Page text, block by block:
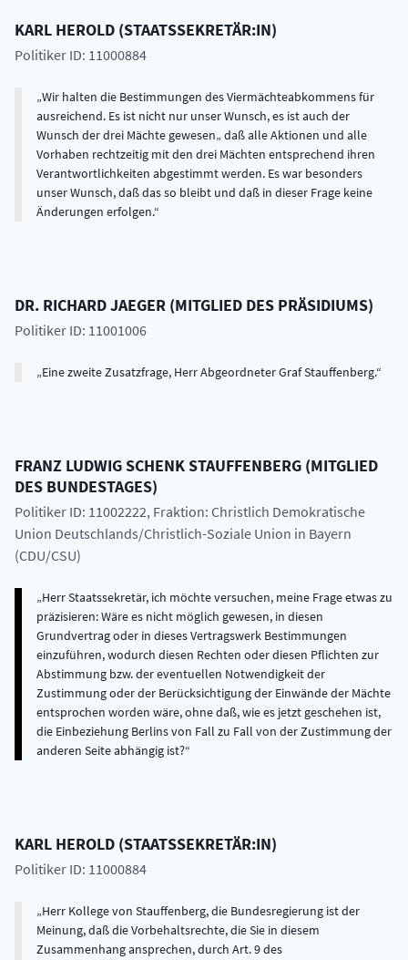
KARL HEROLD (STAATSSEKRETÄR:IN)
Politiker ID: 11000884
Wir halten die Bestimmungen des Viermächteabkommens für
ausreichend. Es ist nicht nur unser Wunsch, es ist auch der
Wunsch der drei Mächte gewesen„ daß alle Aktionen und alle
Vorhaben rechtzeitig mit den drei Mächten entsprechend ihren
Verantwortlichkeiten abgestimmt werden. Es war besonders
unser Wunsch, daß das so bleibt und daß in dieser Frage keine
Änderungen erfolgen.
DR. RICHARDJAEGER (MITGLIED DES PRÄSIDIUMS)
Politiker ID: 11001006
Eine zweite Zusatzfrage, Herr Abgeordneter Graf Stauffenberg.
FRANZ LUDWIG SCHENKSTAUFFENBERG (MITGLIED
DES BUNDESTAGES)
Politiker ID: 11002222, Fraktion: Christlich Demokratische
Union Deutschlands/Christlich-Soziale Union in Bayern
(CDU/CSU)
Herr Staatssekretär, ich möchte versuchen, meine Frage etwas zu
präzisieren: Wäre es nicht möglich gewesen, in diesen
Grundvertrag oder in dieses Vertragswerk Bestimmungen
einzuführen, wodurch diesen Rechten oder diesen Pflichten zur
Abstimmung bzw. der eventuellen Notwendigkeit der
Zustimmung oder der Berücksichtigung der Einwände der Mächte
entsprochen worden wäre, ohne daß, wie es jetzt geschehen ist,
die Einbeziehung Berlins von Fall zu Fall von der Zustimmung der
anderen Seite abhängig ist?
KARL HEROLD (STAATSSEKRETÄR:IN)
Politiker ID: 11000884
Herr Kollege von Stauffenberg, die Bundesregierung ist der
Meinung, daß die Vorbehaltsrechte, die Sie in diesem
Zusammenhang ansprechen, durch Art. 9 des